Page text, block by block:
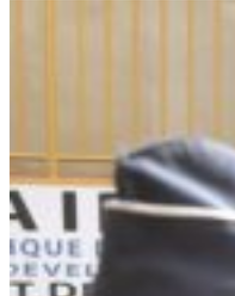
Marius
Ibriga,
ancien
Contrôleur
général